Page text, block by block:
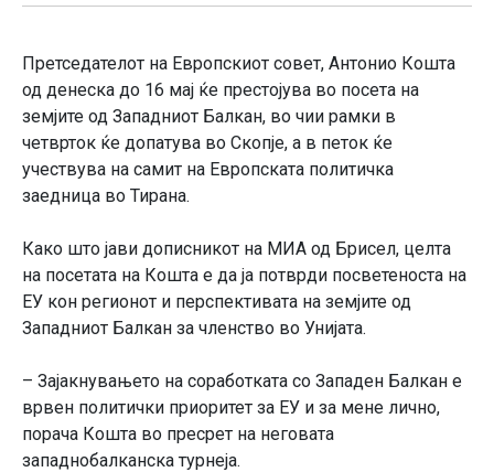
Претседателот на Европскиот совет, Антонио Кошта
од денеска до 16 мај ќе престојува во посета на
земјите од Западниот Балкан, во чии рамки в
четврток ќе допатува во Скопје, а в петок ќе
учествува на самит на Европската политичка
заедница во Тирана.
Како што јави дописникот на МИА од Брисел, целта
на посетата на Кошта е да ја потврди посветеноста на
ЕУ кон регионот и перспективата на земјите од
Западниот Балкан за членство во Унијата.
– Зајакнувањето на соработката со Западен Балкан е
врвен политички приоритет за ЕУ и за мене лично,
порача Кошта во пресрет на неговата
западнобалканска турнеја.